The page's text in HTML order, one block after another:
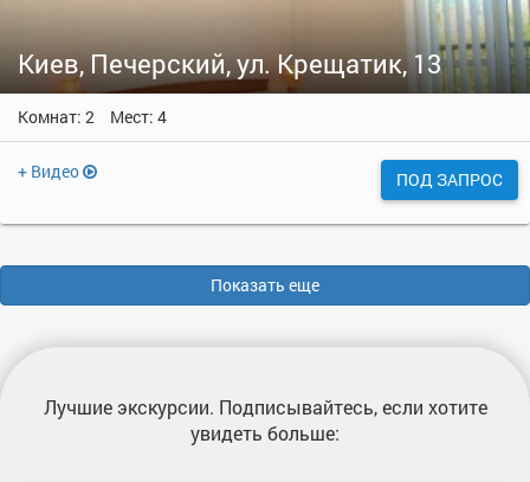
Киев, Печерский, ул. Крещатик, 13
Комнат: 2 Мест: 4
+ Видео ПОД ЗАПРОС
Показать еще
Лучшие экскурсии. Подписывайтесь, если хотите
увидеть больше: